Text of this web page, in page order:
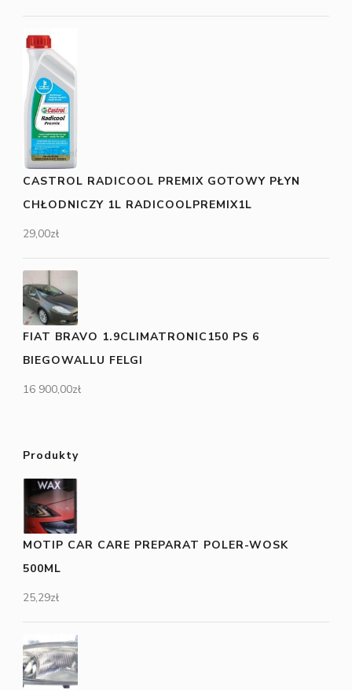
CASTROL RADICOOL PREMIX GOTOWY PŁYN
CHŁODNICZY 1L RADICOOLPREMIX1L
29,00zł
FIAT BRAVO 1.9CLIMATRONIC150 PS 6
BIEGOWALLU FELGI
16 900,00zł
Produkty
MOTIP CAR CARE PREPARAT POLER-WOSK
500ML
25,29zł